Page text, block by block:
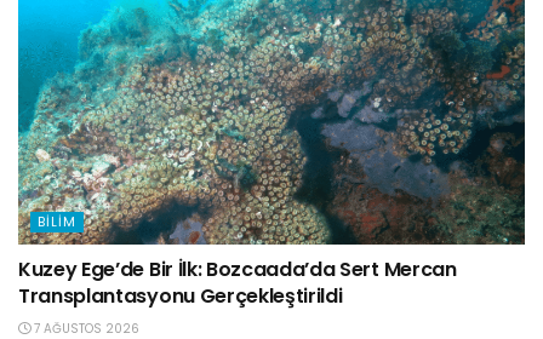
BILIM
Kuzey Ege’de Bir İlk: Bozcaada’da Sert Mercan
Transplantasyonu Gerçekleştirildi
7 AĞUSTOS 2026